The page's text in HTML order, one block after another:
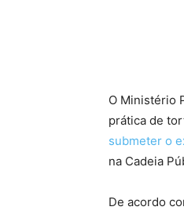
O Ministério
prática de
submeter o
na Cadeia
De acordo